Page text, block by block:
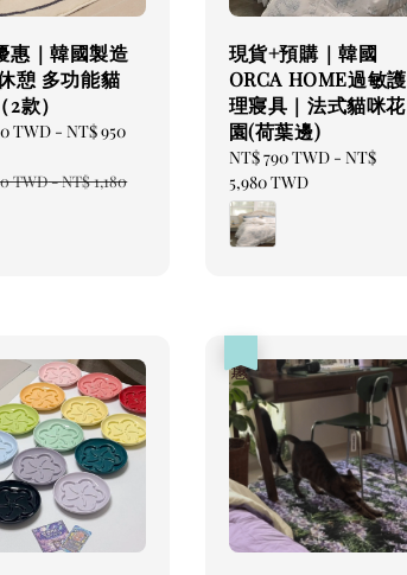
惠｜韓國製造
憩 多功能貓
款）
TWD -NT$ 950
TWD-NT$ 1,180
現貨+預購｜韓國
ORCA HOME過敏護
理寢具｜法式貓咪花
園(荷葉邊)
Regular
price
NT$ 790 TWD- NT$
5,980 TWD